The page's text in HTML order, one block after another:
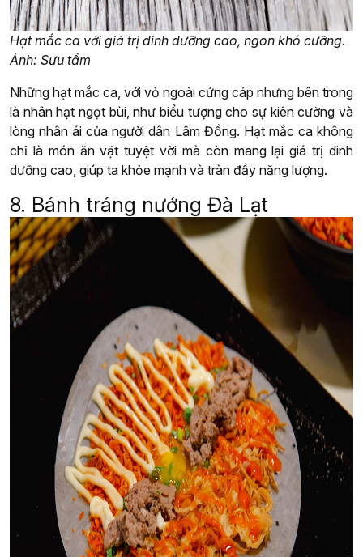
Hạt mắc ca với giá trị dinh dưỡng cao, ngon khó cưỡng.
Ảnh: Sưu tầm
Những hạt mắc ca, với vỏ ngoài cứng cáp nhưng bên trong
là nhân hạt ngọt bùi, như biểu tượng cho sự kiên cường và
lòng nhân ái của người dân Lâm Đồng. Hạt mắc ca không
chỉ là món ăn vặt tuyệt vời mà còn mang lại giá trị dinh
dưỡng cao, giúp ta khỏe mạnh và tràn đầy năng lượng.
8. Bánh tráng nướng Đà Lạt